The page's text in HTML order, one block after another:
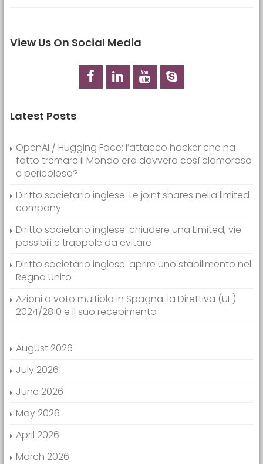
View Us On Social Media
Latest Posts
OpenAI / Hugging Face: l’attacco hacker che ha
fatto tremare il Mondo era davvero così clamoroso
e pericoloso?
Diritto societario inglese: Le joint shares nella limited
company
Diritto societario inglese: chiudere una Limited, vie
possibili e trappole da evitare
Diritto societario inglese: aprire uno stabilimento nel
Regno Unito
Azioni a voto multiplo in Spagna: la Direttiva (UE)
2024/2810 e il suo recepimento
August 2026
July 2026
June 2026
May 2026
April 2026
March 2026